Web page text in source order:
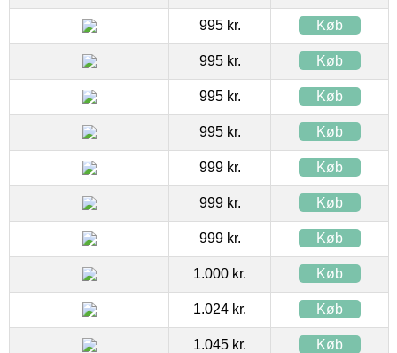
995 kr. Køb
995 kr. Køb
995 kr. Køb
995 kr. Køb
999 kr. Køb
999 kr. Køb
999 kr. Køb
1.000 kr. Køb
1.024 kr. Køb
1.045 kr. Køb